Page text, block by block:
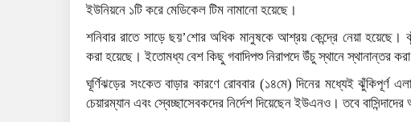
ইউনিয়নে ১টি করে মেডিকেল টিম নামানো হয়েছে।
শনিবার রাতে সাড়ে ছয়’শোর অধিক মানুষকে আশ্রয় কেন্দ্রে নেয়া হয়েছে।
করা হয়েছে। ইতোমধ্য বেশ কিছু গবাদিপশু নিরাপদে উঁচু স্থানে স্থানান্তর
ঘূর্ণিঝড়ের সংকেত বাড়ার কারণে রোববার (১৪মে) দিনের মধ্যেই ঝুঁকিপূর্ণ
চেয়ারম্যান এবং স্বেচ্ছাসেবকদের নির্দেশ দিয়েছেন ইউএনও। তবে